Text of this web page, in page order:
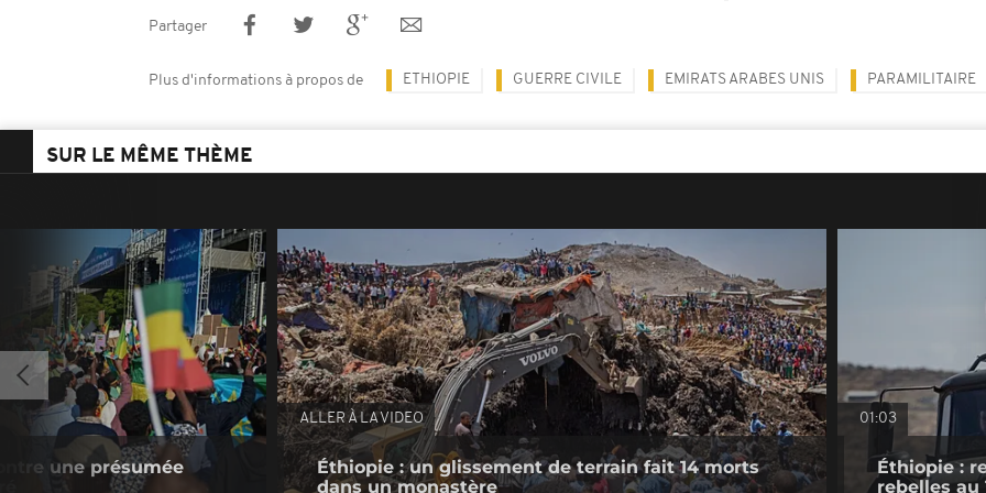
Partager
Plus d'informations à propos de ETHIOPIE GUERRE CIVILE EMIRATS ARABES UNIS PARAMILITAIRE
SUR LE MÊME THÈME
une présumée
ALLER À LA VIDEO
Éthiopie : un glissement de terrain fait 14 morts
dans un monastère
01:03
Éthiopie :
rebelles au